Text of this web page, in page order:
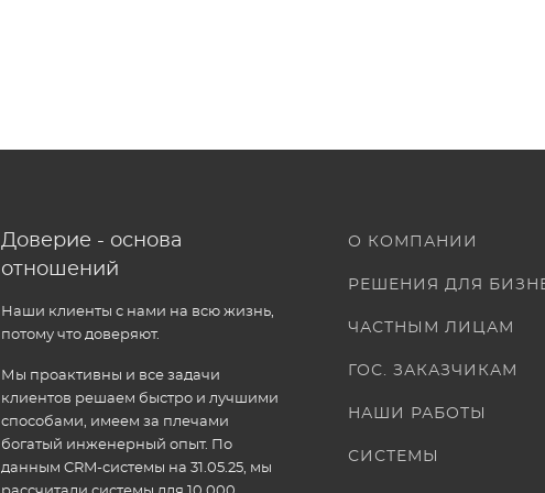
Доверие - основа
отношений
Наши клиенты с нами на всю жизнь,
потому что доверяют.
Мы проактивны и все задачи
клиентов решаем быстро и лучшими
способами, имеем за плечами
богатый инженерный опыт. По
данным CRM-системы на 31.05.25, мы
О КОМПАНИИ
РЕШЕНИЯ ДЛЯ
ЧАСТНЫМ ЛИЦАМ
ГОС. ЗАКАЗЧИКАМ
НАШИ РАБОТЫ
СИСТЕМЫ